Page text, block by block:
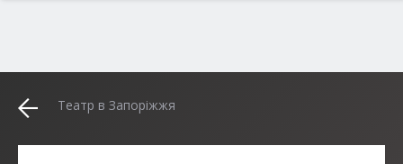
Театр в Запоріжжя